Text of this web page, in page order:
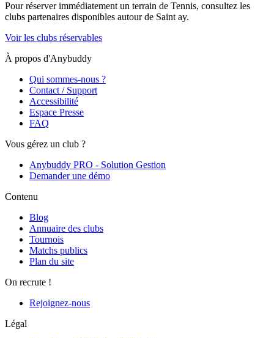
Pour réserver immédiatement un terrain de Tennis, consultez les
clubs partenaires disponibles autour de Saint ay.
Voir les clubs réservables
À propos d'Anybuddy
Qui sommes-nous ?
Contact / Support
Accessibilité
Espace Presse
FAQ
Vous gérez un club ?
Anybuddy PRO - Solution Gestion
Demander une démo
Contenu
Blog
Annuaire des clubs
Tournois
Matchs publics
Plan du site
On recrute !
Rejoignez-nous
Légal